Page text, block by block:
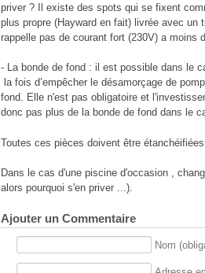
priver ? Il existe des spots qui se fixent
plus propre (Hayward en fait) livrée avec
rappelle pas de courant fort (230V) a moins
- La bonde de fond : il est possible dans le
la fois d’empêcher le désamorçage de
fond. Elle n'est pas obligatoire et
donc pas plus de la bonde de fond dans le
Toutes ces pièces doivent être
Dans le cas d'une piscine d'occasion ,
alors pourquoi s'en priver ...).
Ajouter un Commentaire
Nom